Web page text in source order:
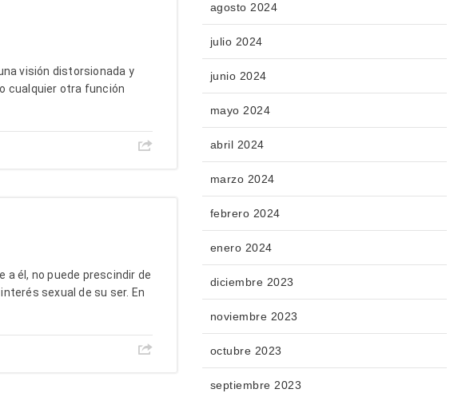
visión distorsionada y
cualquier otra función
a él, no puede prescindir de
sexual de su ser. En
agosto 2024
julio 2024
junio 2024
mayo 2024
abril 2024
marzo 2024
febrero 2024
enero 2024
diciembre 2023
noviembre 2023
octubre 2023
septiembre 2023